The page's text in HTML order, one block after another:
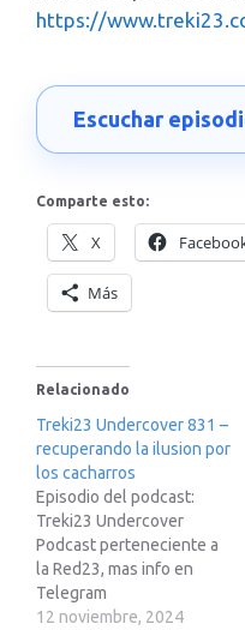
https://
Escuchar
Comparte esto:
X
Más
Relacionado
Treki23 Undercover 831 –
recuperando la ilusion por
los cacharros
Episodio del podcast:
Treki23 Undercover
Podcast perteneciente a
la Red23, mas info en
Telegram
https://t.me/red23esEnlac
12 noviembre, 2024